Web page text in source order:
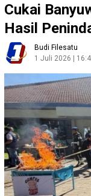
Cukai
Hasil
Budi Filesatu
1 Juli 2026 |